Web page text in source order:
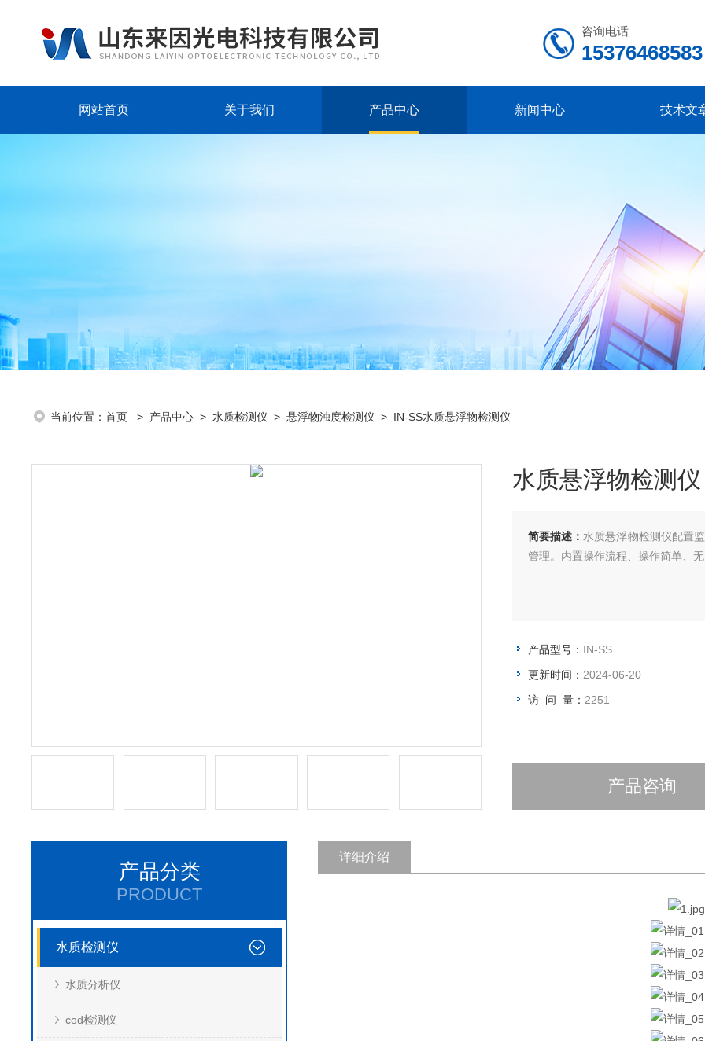
咨询电话
15376468583
网站首页 关于我们 产品中心 新闻中心 技术文
当前位置： 首页 > 产品中心 > 水质检测仪 > 悬浮物浊度检测仪 > IN-SS水质悬浮物检测仪
水质悬浮物检测仪
简要描述： 水质悬浮物检测仪配置
管理。内置操作流程、操作简单、
产品型号： IN-SS
更新时间： 2024-06-20
访 问 量： 2251
产品咨询
产品分类
PRODUCT
水质检测仪
水质分析仪
cod检测仪
详细介绍